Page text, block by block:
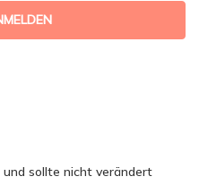
und sollte nicht verändert